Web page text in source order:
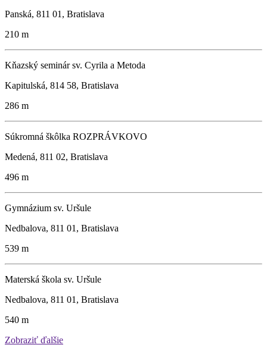
Panská, 811 01, Bratislava
210 m
Kňazský seminár sv. Cyrila a Metoda
Kapitulská, 814 58, Bratislava
286 m
Súkromná škôlka ROZPRÁVKOVO
Medená, 811 02, Bratislava
496 m
Gymnázium sv. Uršule
Nedbalova, 811 01, Bratislava
539 m
Materská škola sv. Uršule
Nedbalova, 811 01, Bratislava
540 m
Zobraziť ďalšie